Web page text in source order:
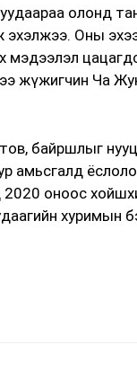
олонд
эхэлжээ. Оны
мэдээлэл
жүжигчин Ча
байршлыг
амьсгалд
оноос
хуримын